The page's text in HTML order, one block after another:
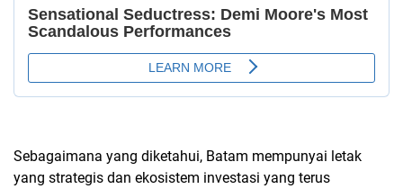
Sebagaimana yang diketahui, Batam mempunyai letak
yang strategis dan ekosistem investasi yang terus